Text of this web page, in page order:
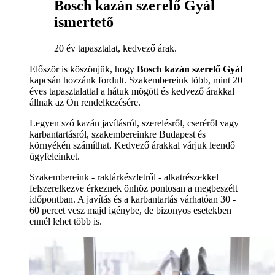
Bosch kazán szerelő Gyál
ismertető
20 év tapasztalat, kedvező árak.
Először is köszönjük, hogy Bosch kazán szerelő Gyál
kapcsán hozzánk fordult. Szakembereink több, mint 20
éves tapasztalattal a hátuk mögött és kedvező árakkal
állnak az Ön rendelkezésére.
Legyen szó kazán javításról, szerelésről, cseréről vagy
karbantartásról, szakembereinkre Budapest és
környékén számíthat. Kedvező árakkal várjuk leendő
ügyfeleinket.
Szakembereink - raktárkészletről - alkatrészekkel
felszerelkezve érkeznek önhöz pontosan a megbeszélt
időpontban. A javítás és a karbantartás várhatóan 30 -
60 percet vesz majd igénybe, de bizonyos esetekben
ennél lehet több is.